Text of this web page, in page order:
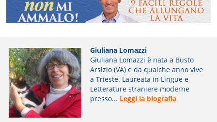
Giuliana Lomazzi
Giuliana Lomazzi è nata a Busto
Arsizio (VA) e da qualche anno vive
a Trieste. Laureata in Lingue e
Letterature straniere moderne
presso... Leggi la biografia